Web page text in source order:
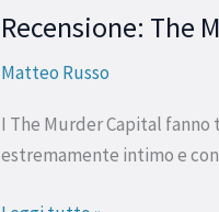
Recensione: The
Matteo Russo
I The Murder Capital fanno
estremamente intimo e
Recensione:
Murder
Capital
–